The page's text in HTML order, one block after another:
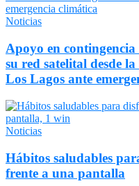
Noticias
Apoyo en
su red satelital desde
Los Lagos ante
Noticias
Hábitos saludables
frente a una pantalla